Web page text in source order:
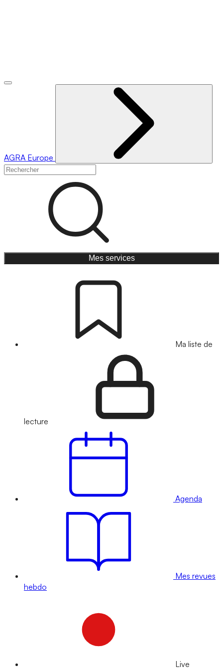
AGRA Europe
Mes services
Ma liste de
lecture
Agenda
Mes revues
hebdo
Live